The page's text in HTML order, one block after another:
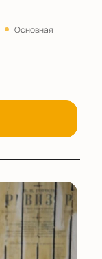
Основная